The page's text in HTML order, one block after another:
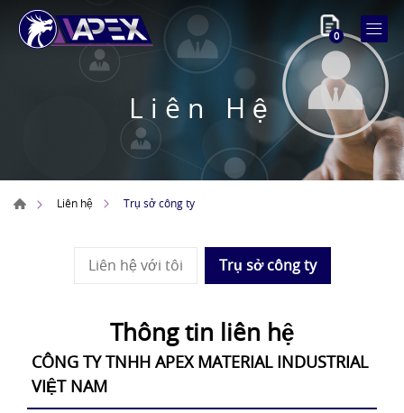
0
Liên Hệ
Liên hệ Trụ sở công ty
Liên hệ với tôi Trụ sở công ty
Thông tin liên hệ
CÔNG TY TNHH APEX MATERIAL INDUSTRIAL
VIỆT NAM